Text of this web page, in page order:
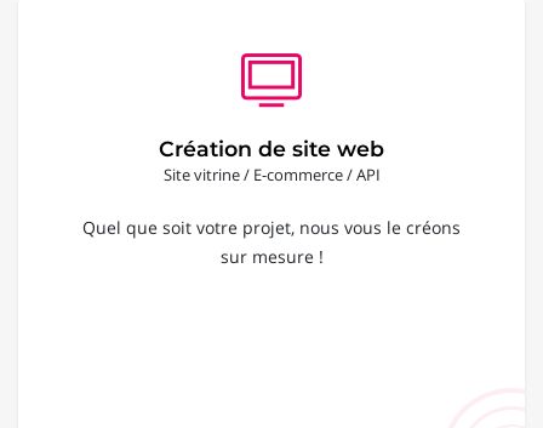
Création de site web
Site vitrine / E-commerce / API
Quel que soit votre projet, nous vous le créons
sur mesure !